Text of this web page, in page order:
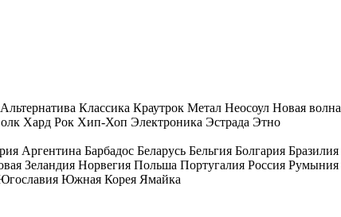
Классика Краутрок Метал Неосоул Новая волна
Хард Рок Хип-Хоп Электроника Эстрада Этно
Аргентина Барбадос Беларусь Бельгия Болгария Бразилия
Зеландия Норвегия Польша Португалия Россия Румыния
Южная Корея Ямайка